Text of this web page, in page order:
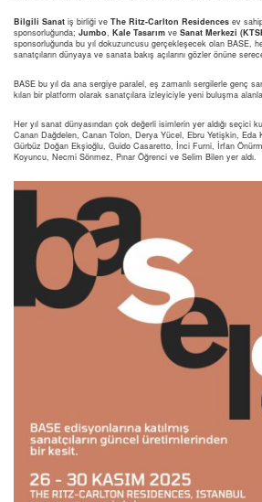
Bilgili Sanat iş birliği ve The Ritz-Carlton Residences ev
sponsorluğunda; Jumbo, Kale Tasarım ve Sanat Merkezi
sponsorluğunda bu yıl dokuzuncusu gerçekleşecek olan BASE,
sanatçıların dünyaya ve sanata bakış açılarını gözler önüne
BASE bu yıl da ana sergiye paralel, eş zamanlı sergilerle genç
kılan bir platform olarak sanatçılara izleyiciyle yeni buluşma
Her yıl sanat dünyasından çok değerli isimlerin yer aldığı seçici
Canan Dağdelen, Canan Tolon, Derya Yücel, Ebru Yetişkin, Eda
Gürbüz Doğan Ekşioğlu, Guido Casaretto, İnci Furni, İrfan
Koyuncu, Necmi Sönmez, Pınar Öğrenci ve Selim Bilen yer aldı.